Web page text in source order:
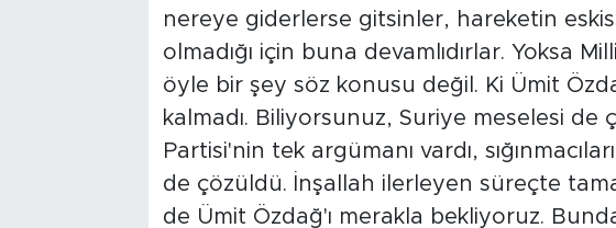
nereye giderlerse gitsinler, hareketin
olmadığı için buna devamlıdırlar. Yoksa
öyle bir şey söz konusu değil. Ki Ümit
kalmadı. Biliyorsunuz, Suriye meselesi
Partisi'nin tek argümanı vardı,
de çözüldü. İnşallah ilerleyen süreçte
de Ümit Özdağ'ı merakla bekliyoruz.